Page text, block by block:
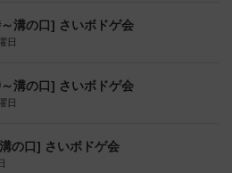
溝の口] さいボドゲ会
日
溝の口] さいボドゲ会
日
の口] さいボドゲ会